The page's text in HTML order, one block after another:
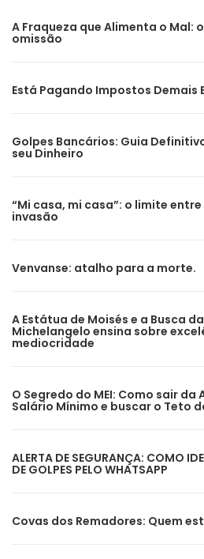
A Fraqueza que Alimenta o Mal:
omissão
Está Pagando Impostos Demais
Golpes Bancários: Guia
seu Dinheiro
“Mi casa, mi casa”: o limite
invasão
Venvanse: atalho para a morte.
A Estátua de Moisés e a Busca
Michelangelo ensina sobre
mediocridade
O Segredo do MEI: Como sair da
Salário Mínimo e buscar o Teto
ALERTA DE SEGURANÇA: COMO
DE GOLPES PELO WHATSAPP
Covas dos Remadores: Quem